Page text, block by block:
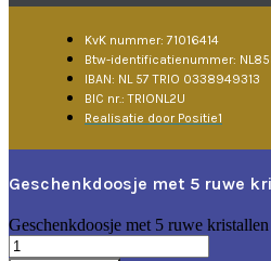
KvK nummer: 71016414
Btw-identificatienummer:
IBAN: NL 57 TRIO 0338949313
BIC nr.: TRIONL2U
Realisatie door Positie1
Geschenkdoosje met 5 ruwe
Geschenkdoosje met 5 ruwe kristallen